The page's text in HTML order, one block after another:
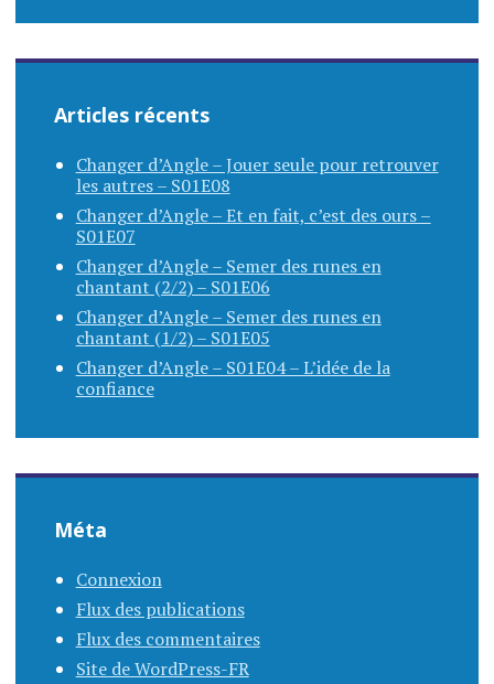
Articles récents
Changer d’Angle – Jouer seule pour retrouver
les autres – S01E08
Changer d’Angle – Et en fait, c’est des ours –
S01E07
Changer d’Angle – Semer des runes en
chantant (2/2) – S01E06
Changer d’Angle – Semer des runes en
chantant (1/2) – S01E05
Changer d’Angle – S01E04 – L’idée de la
confiance
Méta
Connexion
Flux des publications
Flux des commentaires
Site de WordPress-FR